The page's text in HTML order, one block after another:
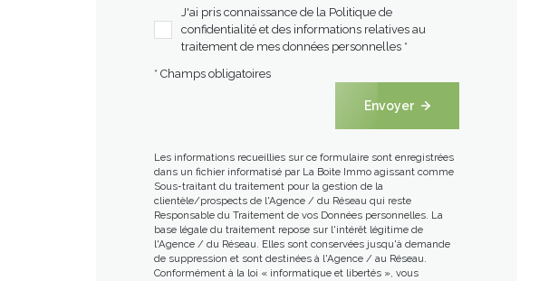
J'ai pris connaissance de la Politique de
confidentialité et des informations relatives au
traitement de mes données personnelles *
* Champs obligatoires
Envoyer
Les informations recueillies sur ce formulaire sont enregistrées
dans un fichier informatisé par La Boite Immo agissant comme
Sous-traitant du traitement pour la gestion de la
clientèle/prospects de l'Agence / du Réseau qui reste
Responsable du Traitement de vos Données personnelles. La
base légale du traitement repose sur l'intérêt légitime de
l'Agence / du Réseau. Elles sont conservées jusqu'à demande
de suppression et sont destinées à l'Agence / au Réseau.
Conformément à la loi « informatique et libertés », vous